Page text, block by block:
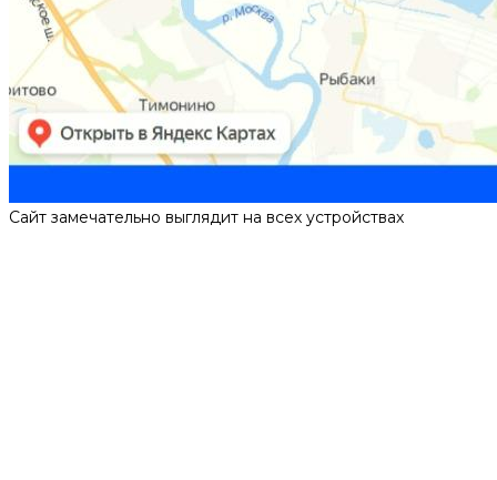
Сайт замечательно выглядит на всех устройствах